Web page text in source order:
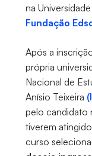
na
Fundação
Após a
própria
Nacional de
Anísio Teixeira
pelo candidato
tiverem
curso